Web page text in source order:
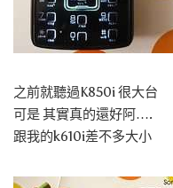
之前就聽過K850i 很大台
可是 其實真的還好阿….
跟我的k610i差不多大小